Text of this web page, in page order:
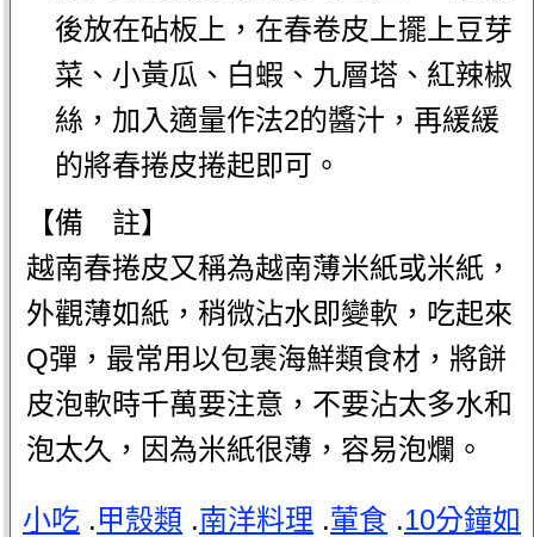
後放在砧板上，在春卷皮上擺上豆芽
菜、小黃瓜、白蝦、九層塔、紅辣椒
絲，加入適量作法2的醬汁，再緩緩
的將春捲皮捲起即可。
【備 註】
越南春捲皮又稱為越南薄米紙或米紙，
外觀薄如紙，稍微沾水即變軟，吃起來
Q彈，最常用以包裹海鮮類食材，將餅
皮泡軟時千萬要注意，不要沾太多水和
泡太久，因為米紙很薄，容易泡爛。
小吃 .甲殼類 .南洋料理 .葷食 .10分鐘如